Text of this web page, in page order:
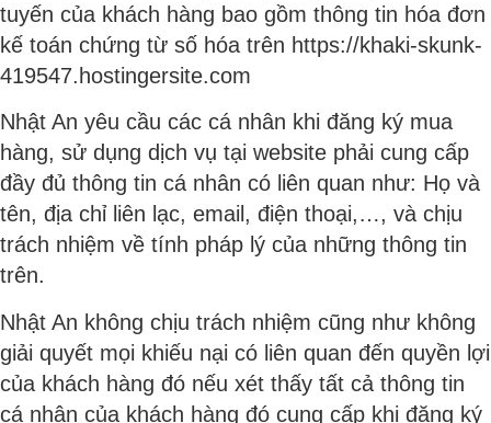
tuyến của khách hàng bao gồm thông tin hóa đơn
kế toán chứng từ số hóa trên https://khaki-skunk-
419547.hostingersite.com
Nhật An yêu cầu các cá nhân khi đăng ký mua
hàng, sử dụng dịch vụ tại website phải cung cấp
đầy đủ thông tin cá nhân có liên quan như: Họ và
tên, địa chỉ liên lạc, email, điện thoại,…, và chịu
trách nhiệm về tính pháp lý của những thông tin
trên.
Nhật An không chịu trách nhiệm cũng như không
giải quyết mọi khiếu nại có liên quan đến quyền lợi
của khách hàng đó nếu xét thấy tất cả thông tin
cá nhân của khách hàng đó cung cấp khi đăng ký